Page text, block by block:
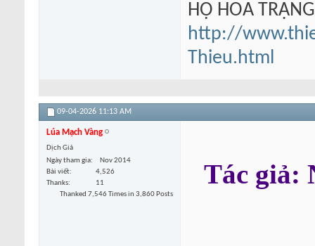
HỘ HOA
http://
Thieu.html
09-04-2026 11:13 AM
Lúa Mạch Vàng
Dịch Giả
Ngày tham gia
Nov 2014
Bài viết
4,526
Thanks
11
Thanked 7,546 Times in 3,860 Posts
Tác giả: